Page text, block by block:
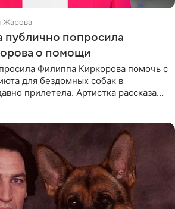
Жарова
публично попросила
о помощи
Филиппа Киркорова помочь с
для бездомных собак в
прилетела. Артистка рассказала